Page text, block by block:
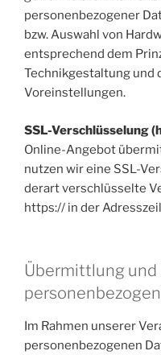
personenbezogener
bzw. Auswahl von
entsprechend dem
Technikgestaltung und
Voreinstellungen.
SSL-Verschlüsselung
Online-Angebot
nutzen wir eine SSL-
derart verschlüsselte
https:// in der
Übermittlung
Im Rahmen unserer
personenbezogenen